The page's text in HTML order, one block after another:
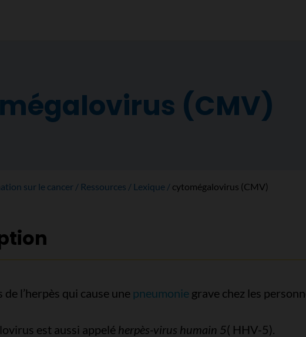
(CMV)
sur le cancer Ressources Lexique cytomégalovirus (CMV)
de l’herpès qui cause une pneumoniegrave chez les
est aussi appelé herpès-virus humain 5( HHV-5).